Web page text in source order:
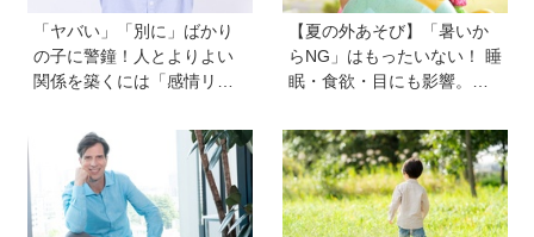
「ヤバい」「別に」ばかり
の子に警鐘！人とよりよい
関係を築くには「感情リテ
発達心理学者・渡辺弥生先
生に聞く今の子どもの感情
表現の育て方
【夏の外あそび】「暑いか
らNG」はもったいない！ 睡
眠・食欲・目にも影響。専
トと、猛暑日の室内あそび
の工夫